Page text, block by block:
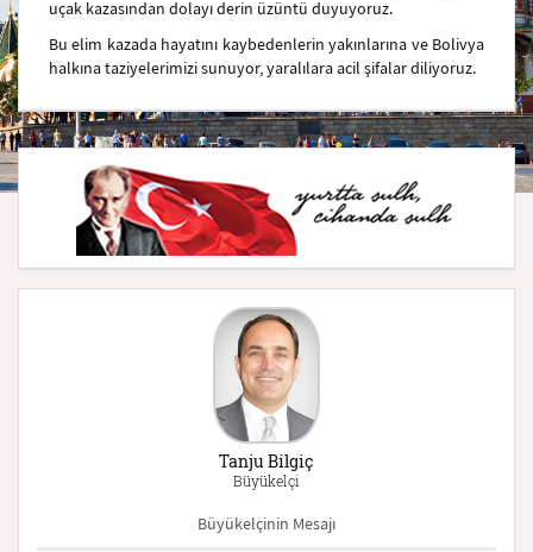
uçak kazasından dolayı derin üzüntü duyuyoruz.
Bu elim kazada hayatını kaybedenlerin yakınlarına ve Bolivya
halkına taziyelerimizi sunuyor, yaralılara acil şifalar diliyoruz.
Tanju Bilgiç
Büyükelçi
Büyükelçinin Mesajı